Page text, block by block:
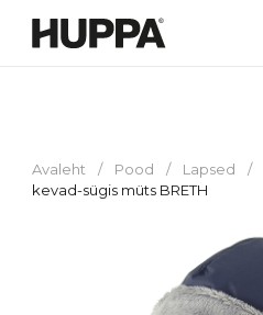
Avaleht / Pood / Lapsed /
kevad-sügis müts BRETH